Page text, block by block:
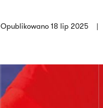
Opublikowano 18 lip 2025